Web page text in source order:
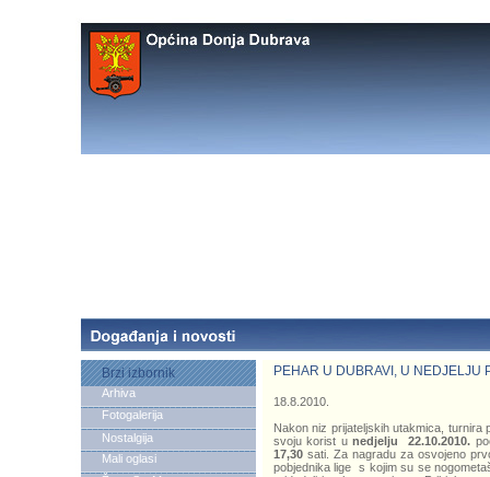
Brzi izbornik
Arhiva
Fotogalerija
Nostalgija
Mali oglasi
PEHAR U DUBRAVI, U NEDJELJU
18.8.2010.
Nakon niz prijateljskih utakmica,
svoju korist u nedjelju 22.10.2010.
17,30 sati. Za nagradu za osvojeno
pobjednika lige s kojim su se